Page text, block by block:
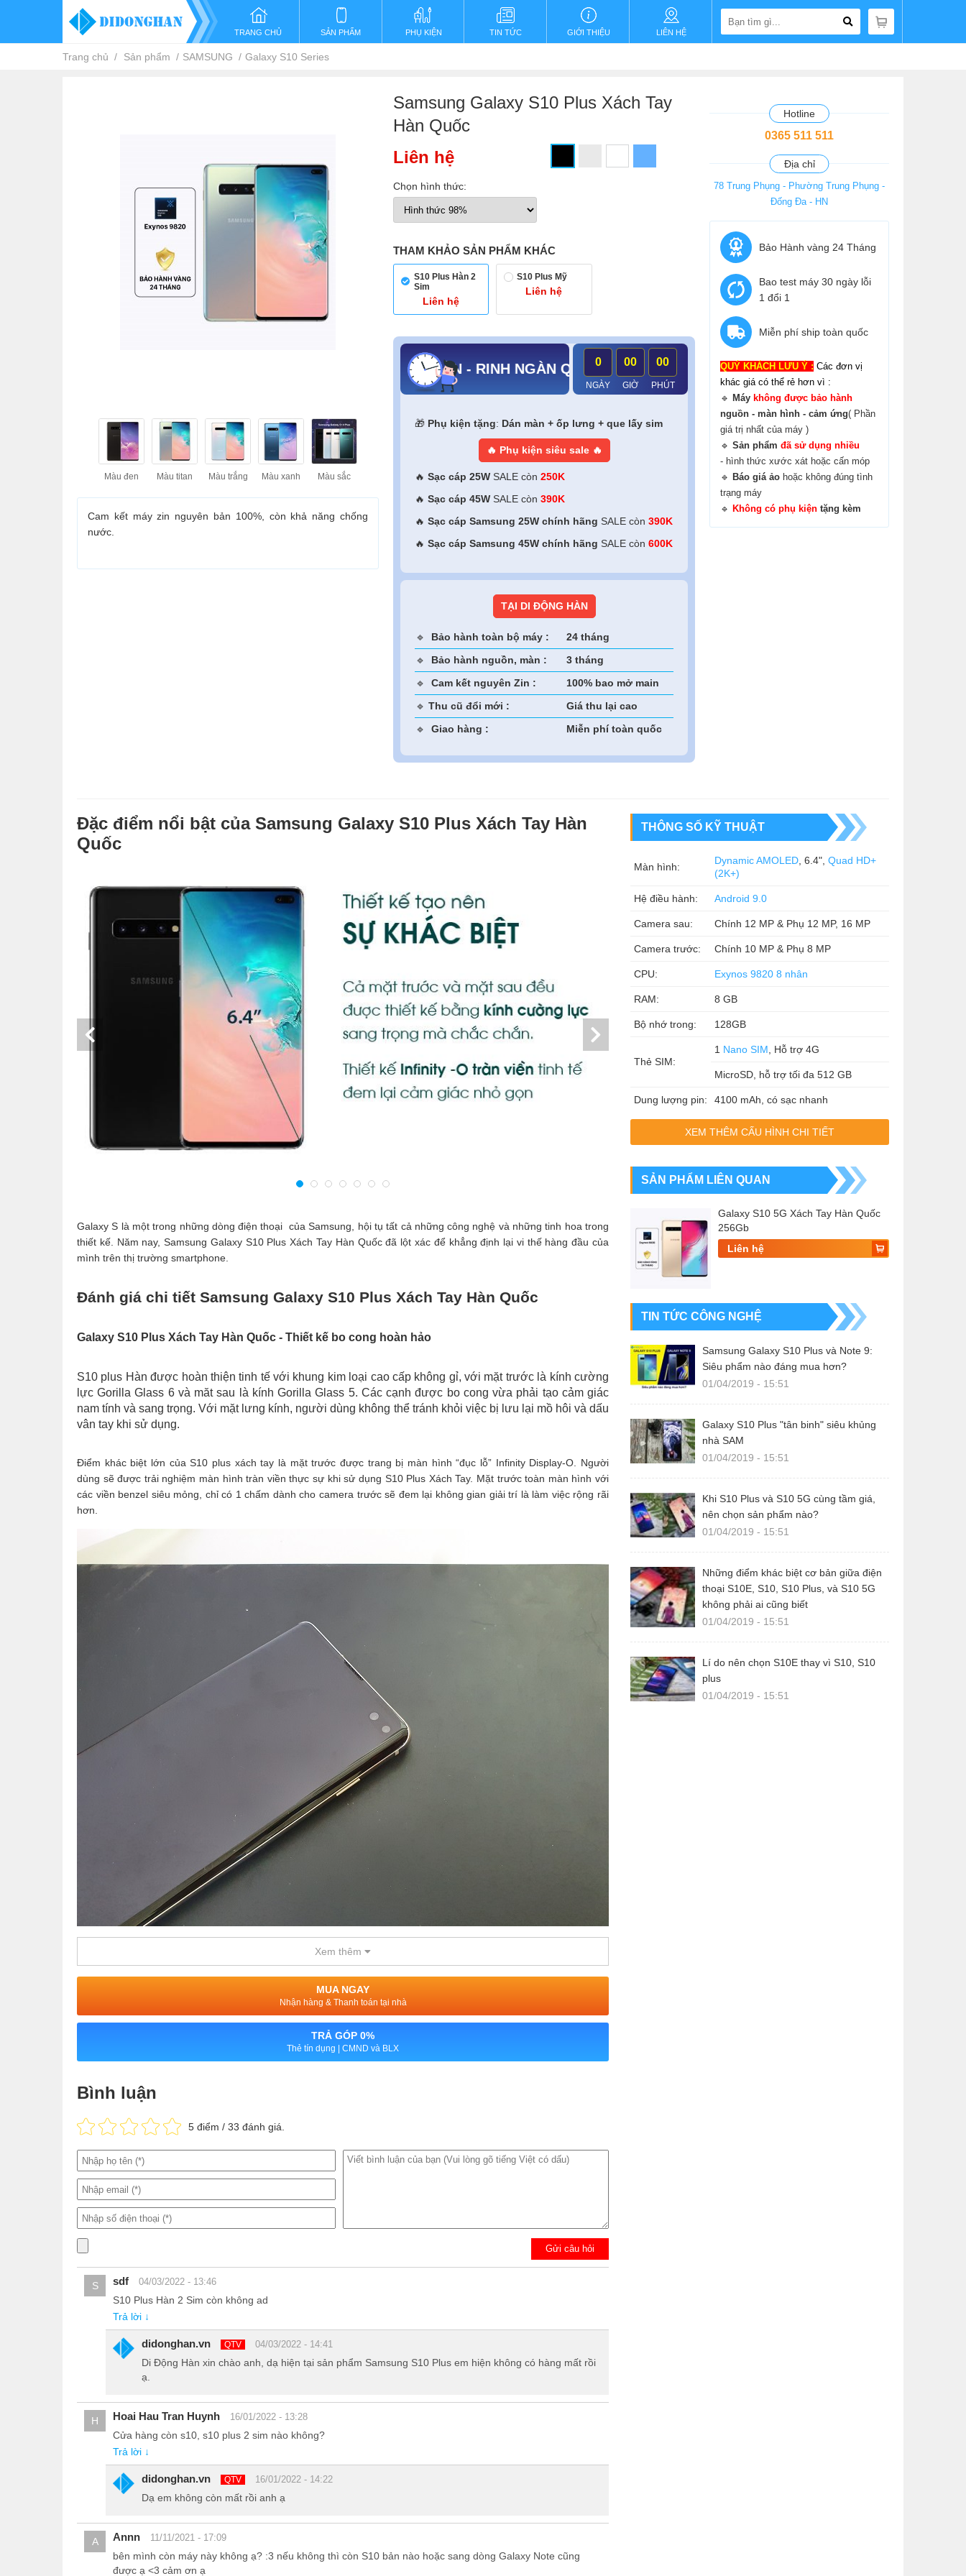
TRANG CHỦ SẢN PHẨM PHỤ KIỆN TIN TỨC GIỚI THIỆU LIÊN HỆ
Trang chủ Sản phẩm SAMSUNG Galaxy S10 Series
Màu đen Màu titan Màu trắng Màu xanh Màu sắc
Cam kết máy zin nguyên bản 100%, còn khả năng chống
nước.
Samsung Galaxy S10 Plus Xách Tay
Hàn Quốc
Liên hệ
Chọn hình thức:
THAM KHẢO SẢN PHẨM KHÁC
S10 Plus Hàn 2
Sim
Liên hệ
S10 Plus Mỹ
Liên hệ
ƯU ĐÃI KỊCH SÀN - RINH NGÀN QUÀ KHỦNG 0
NGÀY
00
GIỜ
00
PHÚT
🎁 Phụ kiện tặng: Dán màn + ốp lưng + que lấy sim
🔥 Phụ kiện siêu sale 🔥
🔥 Sạc cáp 25W SALE còn 250K
🔥 Sạc cáp 45W SALE còn 390K
🔥 Sạc cáp Samsung 25W chính hãng SALE còn 390K
🔥 Sạc cáp Samsung 45W chính hãng SALE còn 600K
TẠI DI ĐỘNG HÀN
🔹 Bảo hành toàn bộ máy :
24 tháng
🔹 Bảo hành nguồn, màn :
3 tháng
🔹 Cam kết nguyên Zin :
100% bao mở main
🔹 Thu cũ đổi mới :
Giá thu lại cao
🔹 Giao hàng : Miễn phí toàn quốc
Hotline
0365 511 511
Địa chỉ
78 Trung Phụng - Phường Trung Phụng -
Đống Đa - HN
Bảo Hành vàng 24 Tháng
Bao test máy 30 ngày lỗi
1 đổi 1
Miễn phí ship toàn quốc
QUÝ KHÁCH LƯU Ý : Các đơn vị
khác giá có thể rẻ hơn vì :
🔹 Máy không được bảo hành
nguồn - màn hình - cảm ứng( Phần
giá trị nhất của máy )
🔹 Sản phẩm đã sử dụng nhiều
- hình thức xước xát hoặc cấn móp
🔹 Báo giá ảo hoặc không đúng tình
trạng máy
🔹 Không có phụ kiện tặng kèm
Đặc điểm nổi bật của Samsung Galaxy S10 Plus Xách Tay Hàn
Quốc
Galaxy S là một trong những dòng điện thoại của Samsung, hội tụ tất cả những công nghệ và những tinh hoa trong
thiết kế. Năm nay, Samsung Galaxy S10 Plus Xách Tay Hàn Quốc đã lột xác để khẳng định lại vi thế hàng đầu của
mình trên thị trường smartphone.
Đánh giá chi tiết Samsung Galaxy S10 Plus Xách Tay Hàn Quốc
Galaxy S10 Plus Xách Tay Hàn Quốc - Thiết kế bo cong hoàn hảo
S10 plus Hàn được hoàn thiện tinh tế với khung kim loại cao cấp không gỉ, với mặt trước là kính cường
lực Gorilla Glass 6 và măt sau là kính Gorilla Glass 5. Các cạnh được bo cong vừa phải tạo cảm giác
nam tính và sang trọng. Với mặt lưng kính, người dùng không thể tránh khỏi việc bị lưu lại mồ hôi và dấu
vân tay khi sử dụng.
Điểm khác biệt lớn của S10 plus xách tay là mặt trước được trang bị màn hình “đục lỗ” Infinity Display-O. Người
dùng sẽ được trải nghiệm màn hình tràn viền thực sự khi sử dụng S10 Plus Xách Tay. Mặt trước toàn màn hình với
các viền benzel siêu mỏng, chỉ có 1 chấm dành cho camera trước sẽ đem lại không gian giải trí là làm việc rộng rãi
hơn.
Mặt lưng của máy chỉ chứa cụm camera đươc đặt nằm ngang ở chính giữa thay vì nằm dọc như các người tiền
cao cấp hơn.
Cạnh trên bao gồm mic thoại, khe cắm sim. Mic chống ồn và hai dải ăng-ten.
Xem thêm
MUA NGAY
Nhận hàng & Thanh toán tại nhà
TRẢ GÓP 0%
Thẻ tín dụng | CMND và BLX
Bình luận
5 điểm / 33 đánh giá.
Gửi câu hỏi
S sdf 04/03/2022 - 13:46
S10 Plus Hàn 2 Sim còn không ad
Trả lời ↓
didonghan.vn QTV 04/03/2022 - 14:41
Di Động Hàn xin chào anh, dạ hiện tại sản phẩm Samsung S10 Plus em hiện không có hàng mất rồi
ạ.
H Hoai Hau Tran Huynh 16/01/2022 - 13:28
Cửa hàng còn s10, s10 plus 2 sim nào không?
Trả lời ↓
didonghan.vn QTV 16/01/2022 - 14:22
Dạ em không còn mất rồi anh ạ
A Annn 11/11/2021 - 17:09
bên mình còn máy này không ạ? :3 nếu không thì còn S10 bản nào hoặc sang dòng Galaxy Note cũng
được ạ <3 cảm ơn ạ
THÔNG SỐ KỸ THUẬT
Màn hình:
Dynamic AMOLED , 6.4", Quad HD+
(2K+)
Hệ điều hành: Android 9.0
Camera sau: Chính 12 MP & Phụ 12 MP, 16 MP
Camera trước: Chính 10 MP & Phụ 8 MP
CPU: Exynos 9820 8 nhân
RAM: 8 GB
Bộ nhớ trong: 128GB
Thẻ SIM:
1 Nano SIM , Hỗ trợ 4G
MicroSD, hỗ trợ tối đa 512 GB
Dung lượng pin: 4100 mAh, có sạc nhanh
XEM THÊM CẤU HÌNH CHI TIẾT
SẢN PHẨM LIÊN QUAN
Galaxy S10 5G Xách Tay Hàn Quốc
256Gb
Liên hệ
TIN TỨC CÔNG NGHỆ
Samsung Galaxy S10 Plus và Note 9:
Siêu phẩm nào đáng mua hơn?
01/04/2019 - 15:51
Galaxy S10 Plus "tân binh" siêu khủng
nhà SAM
01/04/2019 - 15:51
Khi S10 Plus và S10 5G cùng tầm giá,
nên chọn sản phẩm nào?
01/04/2019 - 15:51
Những điểm khác biệt cơ bản giữa điện
thoại S10E, S10, S10 Plus, và S10 5G
không phải ai cũng biết
01/04/2019 - 15:51
Lí do nên chọn S10E thay vì S10, S10
plus
01/04/2019 - 15:51